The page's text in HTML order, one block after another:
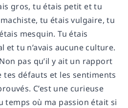
gros, tu étais petit et tu
tu étais vulgaire, tu
mesquin. Tu étais
et tu n’avais aucune culture.
pas qu’il y ait un rapport
tes défauts et les sentiments
C’est une curieuse
temps où ma passion était si